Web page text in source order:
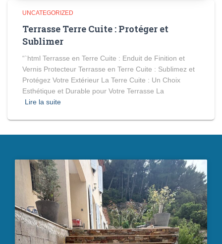
UNCATEGORIZED
Terrasse Terre Cuite : Protéger et
Sublimer
“`html Terrasse en Terre Cuite : Enduit de Finition et
Vernis Protecteur Terrasse en Terre Cuite : Sublimez et
Protégez Votre Extérieur La Terre Cuite : Un Choix
Esthétique et Durable pour Votre Terrasse La
Lire la suite